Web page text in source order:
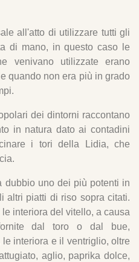
all'atto di utilizzare tutti gli
di mano, in questo caso le
venivano utilizzate erano
quando non era più in grado
dei dintorni raccontano
in natura dato ai contadini
i tori della Lidia, che
dubbio uno dei più potenti in
altri piatti di riso sopra citati.
interiora del vitello, a causa
dal toro o dal bue,
interiora e il ventriglio, oltre
aglio, paprika dolce,